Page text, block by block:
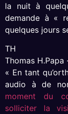
la nuit à
demande à «
quelques jours
TH
Thomas H.Papa
« En tant
audio à de
moment du
solliciter la